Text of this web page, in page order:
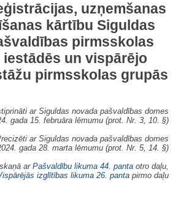
uzņemšanas
kārtību Siguldas
pirmsskolas
un vispārējo
pirmsskolas grupās
ar Siguldas novada pašvaldības domes
gada 15. februāra lēmumu (prot. Nr. 3, 10. §)
ar Siguldas novada pašvaldības domes
gada 28. marta lēmumu (prot. Nr. 5, 14. §)
ar Pašvaldību likuma 44. panta otro daļu,
izglītības likuma 26. panta pirmo daļu